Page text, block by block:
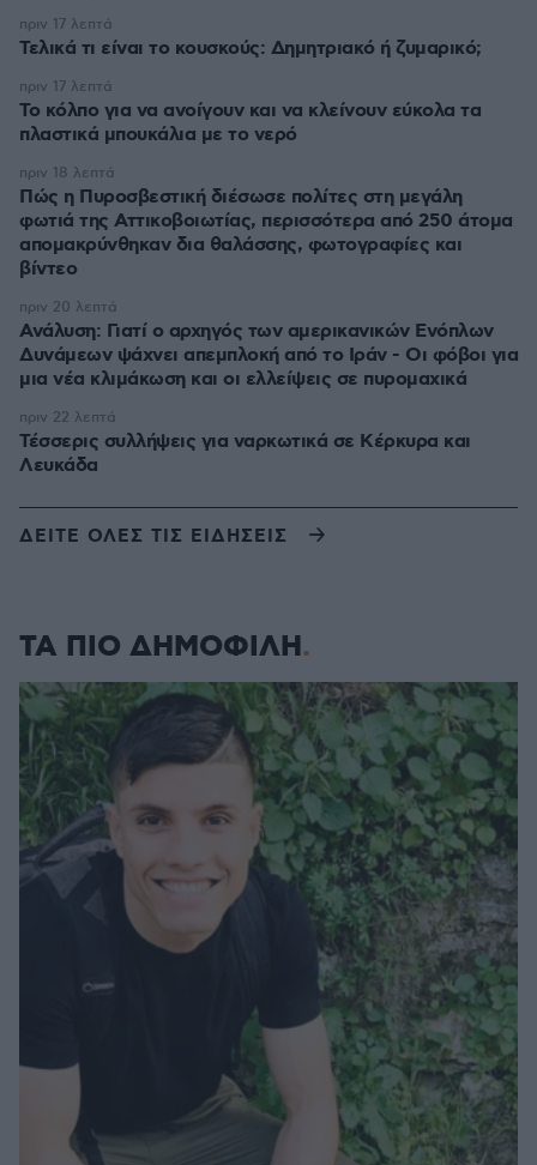
Τελικά τι είναι το κουσκούς: Δημητριακό ή ζυμαρικό;
πριν 17 λεπτά
Το κόλπο για να ανοίγουν και να κλείνουν εύκολα τα
πλαστικά μπουκάλια με το νερό
πριν 17 λεπτά
Πώς η Πυροσβεστική διέσωσε πολίτες στη μεγάλη
φωτιά της Αττικοβοιωτίας, περισσότερα από 250 άτομα
απομακρύνθηκαν δια θαλάσσης, φωτογραφίες και
βίντεο
πριν 18 λεπτά
Ανάλυση: Γιατί ο αρχηγός των αμερικανικών Ενόπλων
Δυνάμεων ψάχνει απεμπλοκή από το Ιράν - Οι φόβοι για
μια νέα κλιμάκωση και οι ελλείψεις σε πυρομαχικά
πριν 20 λεπτά
Τέσσερις συλλήψεις για ναρκωτικά σε Κέρκυρα και
Λευκάδα
πριν 22 λεπτά
ΔΕΙΤΕ ΟΛΕΣ ΤΙΣ ΕΙΔΗΣΕΙΣ
ΤΑ ΠΙΟ ΔΗΜΟΦΙΛΗ